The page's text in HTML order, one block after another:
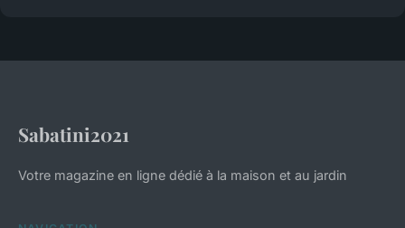
Sabatini2021
Votre magazine en ligne dédié à la maison et au jardin